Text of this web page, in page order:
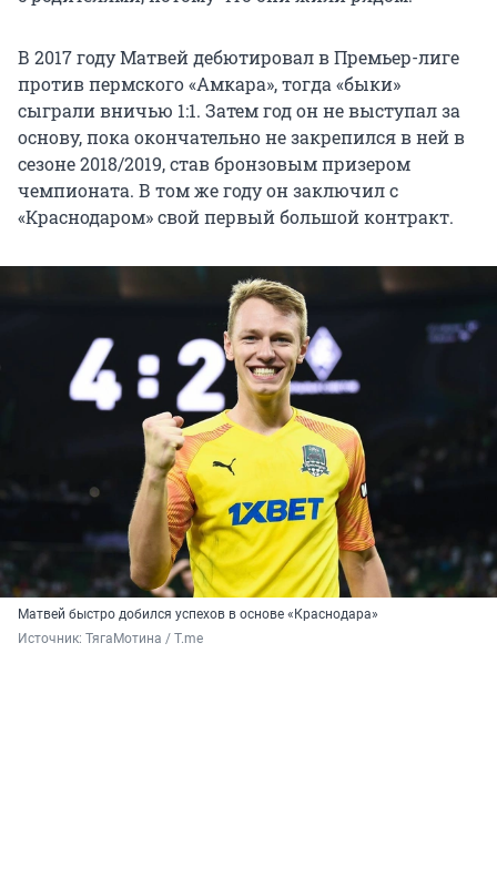
В 2017 году Матвей дебютировал в Премьер-лиге
против пермского «Амкара», тогда «быки»
сыграли вничью 1:1. Затем год он не выступал за
основу, пока окончательно не закрепился в ней в
сезоне 2018/2019, став бронзовым призером
чемпионата. В том же году он заключил с
«Краснодаром» свой первый большой контракт.
Матвей быстро добился успехов в основе «Краснодара»
Источник: ТягаМотина / T.me